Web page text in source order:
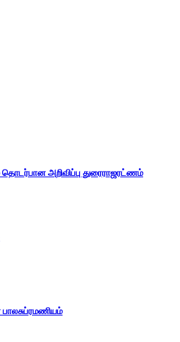
அறிவிப்பு துரைராஜரட்ணம்
பாலசுப்ரமணியம்